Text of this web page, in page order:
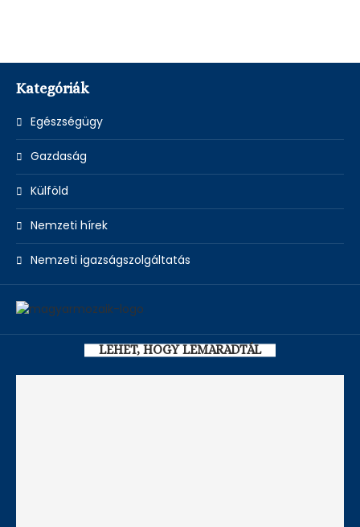
Kategóriák
Egészségügy
Gazdaság
Külföld
Nemzeti hírek
Nemzeti igazságszolgáltatás
LEHET, HOGY LEMARADTÁL